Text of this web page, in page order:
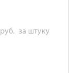
руб. за штуку